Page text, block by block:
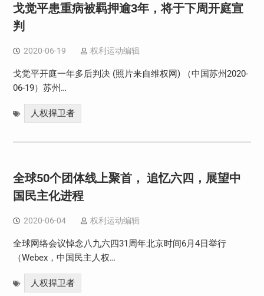
戈觉平患重病被羁押逾3年，将于下周开庭宣
判
2020-06-19 权利运动编辑
戈觉平开庭一年多后判决 (照片来自维权网) （中国苏州2020-
06-19）苏州…
人权捍卫者
全球50个团体线上聚首， 追忆六四，展望中
国民主化进程
2020-06-04 权利运动编辑
全球网络会议悼念八九六四31周年北京时间6月4日举行
（Webex，中国民主人权…
人权捍卫者